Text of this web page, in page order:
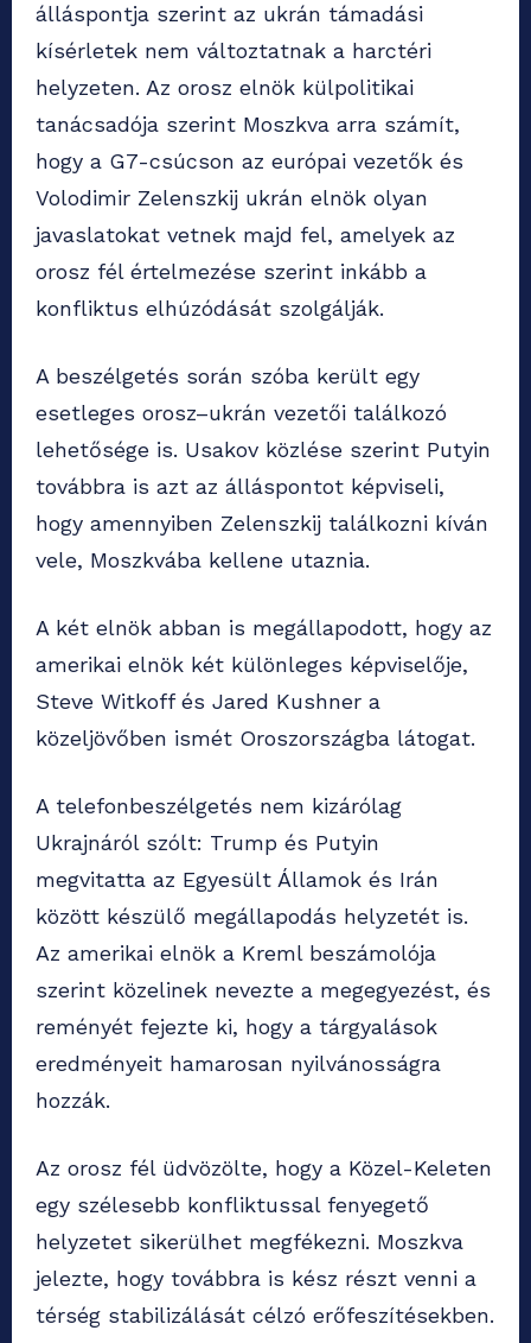
álláspontja szerint az ukrán támadási
kísérletek nem változtatnak a harctéri
helyzeten. Az orosz elnök külpolitikai
tanácsadója szerint Moszkva arra számít,
hogy a G7-csúcson az európai vezetők és
Volodimir Zelenszkij ukrán elnök olyan
javaslatokat vetnek majd fel, amelyek az
orosz fél értelmezése szerint inkább a
konfliktus elhúzódását szolgálják.
A beszélgetés során szóba került egy
esetleges orosz–ukrán vezetői találkozó
lehetősége is. Usakov közlése szerint Putyin
továbbra is azt az álláspontot képviseli,
hogy amennyiben Zelenszkij találkozni kíván
vele, Moszkvába kellene utaznia.
A két elnök abban is megállapodott, hogy az
amerikai elnök két különleges képviselője,
Steve Witkoff és Jared Kushner a
közeljövőben ismét Oroszországba látogat.
A telefonbeszélgetés nem kizárólag
Ukrajnáról szólt: Trump és Putyin
megvitatta az Egyesült Államok és Irán
között készülő megállapodás helyzetét is.
Az amerikai elnök a Kreml beszámolója
szerint közelinek nevezte a megegyezést, és
reményét fejezte ki, hogy a tárgyalások
eredményeit hamarosan nyilvánosságra
hozzák.
Az orosz fél üdvözölte, hogy a Közel-Keleten
egy szélesebb konfliktussal fenyegető
helyzetet sikerülhet megfékezni. Moszkva
jelezte, hogy továbbra is kész részt venni a
térség stabilizálását célzó erőfeszítésekben.